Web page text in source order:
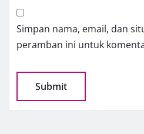
Simpan nama, email, dan
peramban ini untuk